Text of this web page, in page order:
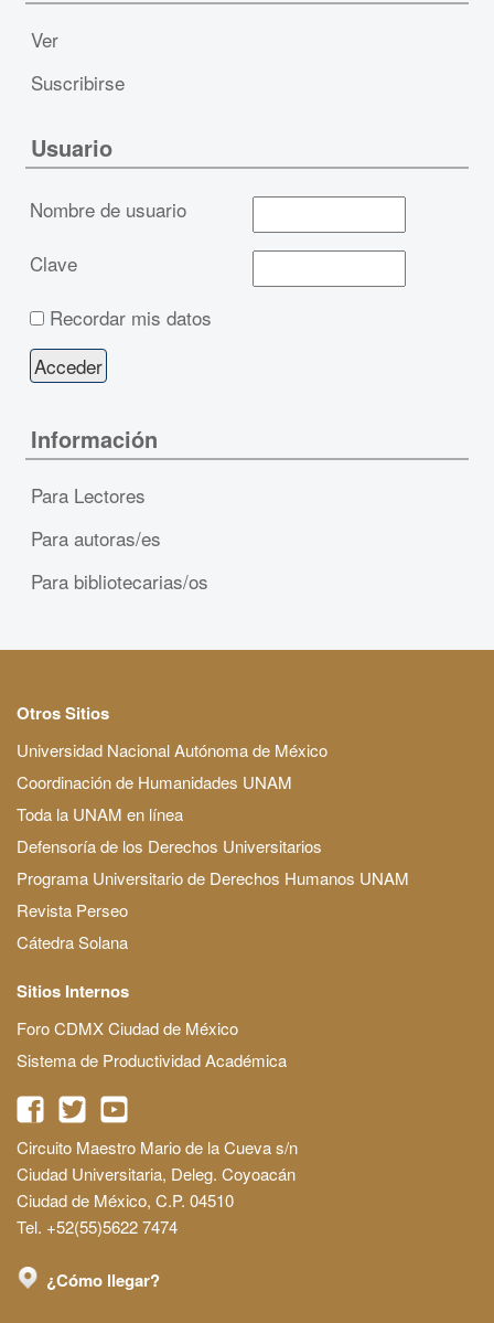
Ver
Suscribirse
Usuario
Nombre de usuario
Clave
Recordar mis datos
Información
Para Lectores
Para autoras/es
Para bibliotecarias/os
Otros Sitios
Universidad Nacional Autónoma de México
Coordinación de Humanidades UNAM
Toda la UNAM en línea
Defensoría de los Derechos Universitarios
Programa Universitario de Derechos Humanos UNAM
Revista Perseo
Cátedra Solana
Sitios Internos
Foro CDMX Ciudad de México
Sistema de Productividad Académica
Circuito Maestro Mario de la Cueva s/n
Ciudad Universitaria, Deleg. Coyoacán
Ciudad de México, C.P. 04510
Tel. +52(55)5622 7474
¿Cómo llegar?